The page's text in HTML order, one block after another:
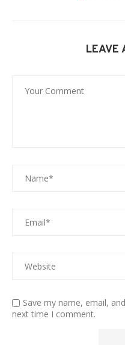
LEAVE
Save my name, email,
next time I comment.